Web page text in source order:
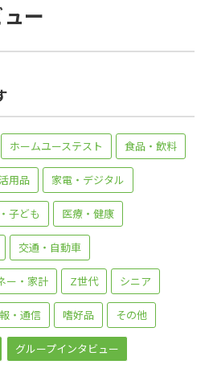
ー
ホームユーステスト 食品・飲料
用品 家電・デジタル
子ども 医療・健康
交通・自動車
ー・家計 Z世代 シニア
・通信 嗜好品 その他
グループインタビュー